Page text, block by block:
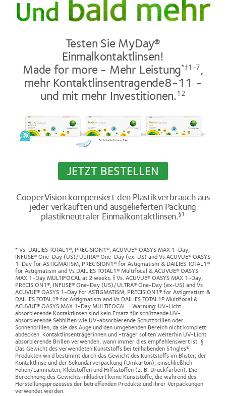
Testen Sie MyDay®
Einmalkontaktlinsen!
Made for more - Mehr Leistung*†1-7,
mehr Kontaktlinsentragende8-11 -
und mit mehr Investitionen.12
JETZT BESTELLEN
CooperVision kompensiert den Plastikverbrauch aus
jeder verkauften und ausgelieferten Packung
plastikneutraler Einmalkontaktlinsen.§1
* Vs. DAILIES TOTAL1®, PRECISION1®, ACUVUE® OASYS MAX 1-Day,
INFUSE® One-Day (US)/ULTRA® One-Day (ex-US) and Vs ACUVUE® OASYS
1-Day for ASTIGMATISM, PRECISION1® for Astigmatism & DAILIES TOTAL1®
for Astigmatism and Vs DAILIES TOTAL1® Multifocal & ACUVUE® OASYS
MAX 1-Day MULTIFOCAL at 2 weeks. Ɨ Vs. ACUVUE® OASYS MAX 1-Day,
PRECISION1®, INFUSE® One-Day (US)/ULTRA® One-Day (ex-US) and Vs
ACUVUE® OASYS 1-Day for ASTIGMATISM, PRECISION1® for Astigmatism &
DAILIES TOTAL1® for Astigmatism and Vs DAILIES TOTAL1® Multifocal &
ACUVUE® OASYS MAX 1-Day MULTIFOCAL. ǂ Warnung: UV-Licht
absorbierende Kontaktlinsen sind kein Ersatz für schützende UV-
absorbierende Sehhilfen wie UV-absorbierende Schutzbrillen oder
Sonnenbrillen, da sie das Auge und den umgebenden Bereich nicht komplett
abdecken. Kontaktlinsenträgerinnen und -träger sollten weiterhin UV-Licht
absorbierende Brillen verwenden, wann immer dies empfehlenswert ist. §
Das Gewicht des verwendeten Kunststoffs bei teilhabenden S1ngles®
Produkten wird bestimmt durch das Gewicht des Kunststoffs im Blister, der
Kontaktlinse und der Sekundärverpackung (Umkarton), einschließlich
Folien/Laminaten, Klebstoffen und Hilfsstoffen (z. B. Druckfarben). Die
Berechnung des Gewichts inkludiert keine Kunststoffe, die während des
Herstellungsprozesses der betreffenden Produkte und ihrer Verpackungen
verwendet werden.